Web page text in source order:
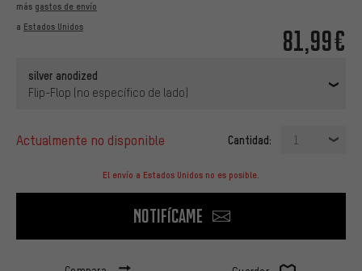
81,99€
más gastos de envío
a Estados Unidos
silver anodized
Flip-Flop (no específico de lado)
actualmente no disponible Cantidad: 1
El envío a Estados Unidos no es posible.
Notifícame